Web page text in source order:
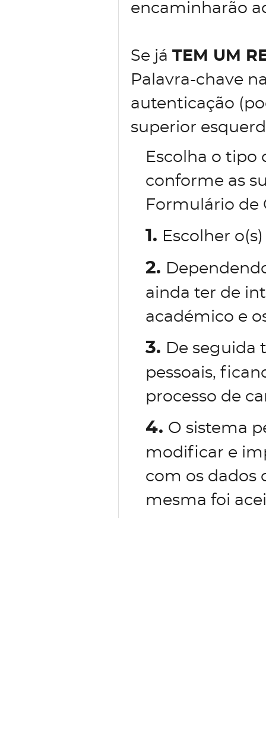
encaminharão
Se já TEM UM
Palavra-chave
autenticação
superior
Escolha o tipo
conforme as
Formulário de
1. Escolher
2.
ainda ter de
académico e
3. De seguida
pessoais,
processo de
4. O sistema
modificar e
com os dados
mesma foi